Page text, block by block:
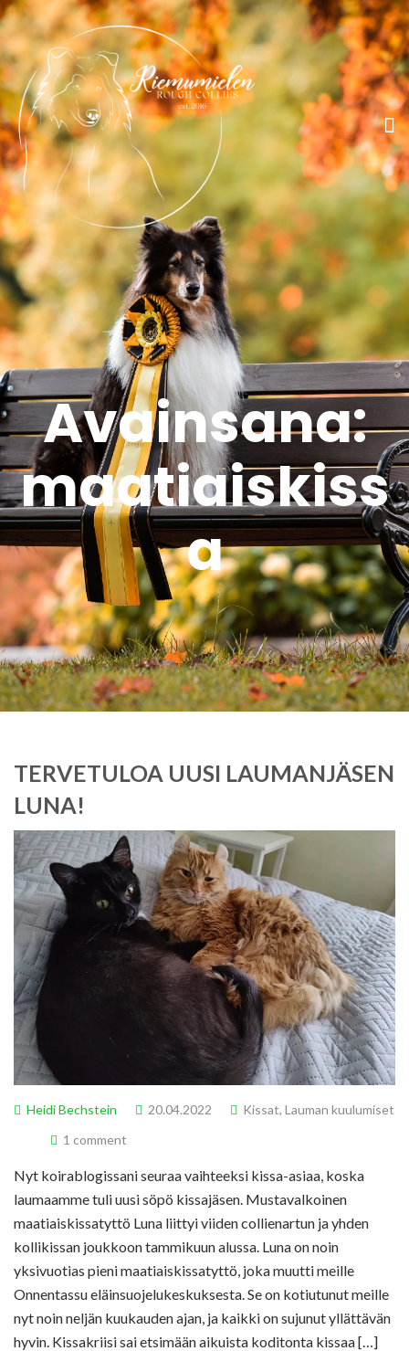
Avainsana:
maatiaiskiss
a
TERVETULOA UUSI LAUMANJÄSEN
LUNA!
Heidi Bechstein 20.04.2022 Kissat, Lauman kuulumiset
1 comment
Nyt koirablogissani seuraa vaihteeksi kissa-asiaa, koska
laumaamme tuli uusi söpö kissajäsen. Mustavalkoinen
maatiaiskissatyttö Luna liittyi viiden collienartun ja yhden
kollikissan joukkoon tammikuun alussa. Luna on noin
yksivuotias pieni maatiaiskissatyttö, joka muutti meille
Onnentassu eläinsuojelukeskuksesta. Se on kotiutunut meille
nyt noin neljän kuukauden ajan, ja kaikki on sujunut yllättävän
hyvin. Kissakriisi sai etsimään aikuista koditonta kissaa […]